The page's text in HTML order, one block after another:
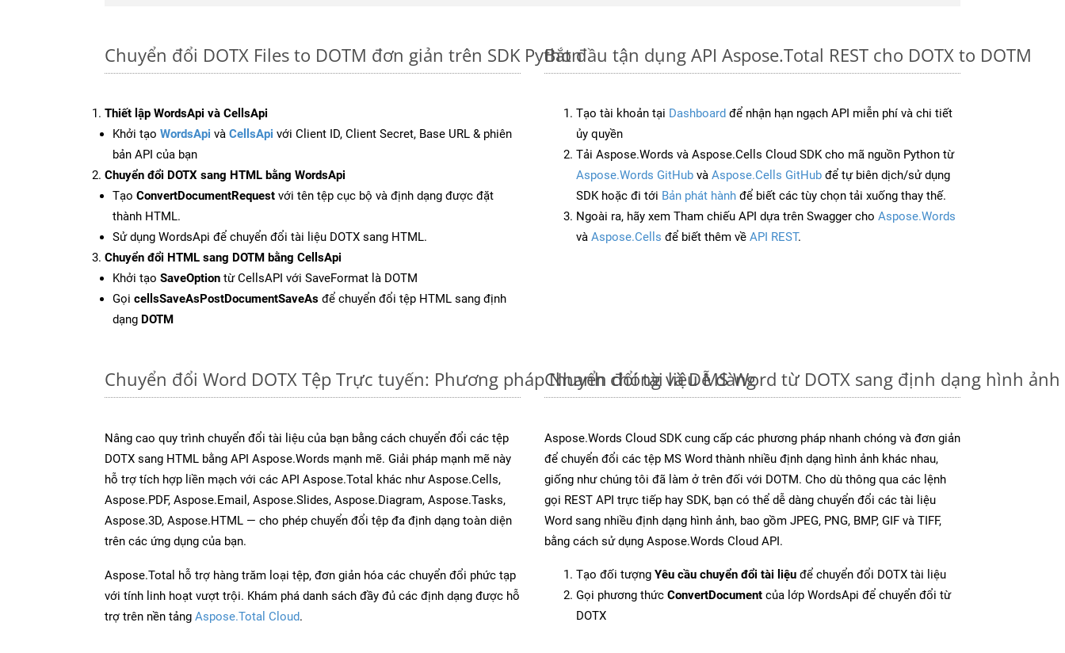
Chuyển đổi DOTX Files to DOTM đơn giản trên SDK Python
Thiết lập WordsApi và CellsApi
Khởi tạo WordsApi và CellsApi với Client ID, Client Secret, Base URL & phiên
bản API của bạn
Chuyển đổi DOTX sang HTML bằng WordsApi
Tạo ConvertDocumentRequest với tên tệp cục bộ và định dạng được đặt
thành HTML.
Sử dụng WordsApi để chuyển đổi tài liệu DOTX sang HTML.
Chuyển đổi HTML sang DOTM bằng CellsApi
Khởi tạo SaveOption từ CellsAPI với SaveFormat là DOTM
Gọi cellsSaveAsPostDocumentSaveAs để chuyển đổi tệp HTML sang định
dạng DOTM
Bắt đầu tận dụng API Aspose.Total REST cho DOTX to DOTM
Tạo tài khoản tại Dashboard để nhận hạn ngạch API miễn phí và chi tiết
ủy quyền
Tải Aspose.Words và Aspose.Cells Cloud SDK cho mã nguồn Python từ
Aspose.Words GitHub và Aspose.Cells GitHub để tự biên dịch/sử dụng
SDK hoặc đi tới Bản phát hành để biết các tùy chọn tải xuống thay thế.
Ngoài ra, hãy xem Tham chiếu API dựa trên Swagger cho Aspose.Words
và Aspose.Cells để biết thêm về API REST.
Chuyển đổi Word DOTX Tệp Trực tuyến: Phương pháp Nhanh chóng và Dễ dàng
Nâng cao quy trình chuyển đổi tài liệu của bạn bằng cách chuyển đổi các tệp
DOTX sang HTML bằng API Aspose.Words mạnh mẽ. Giải pháp mạnh mẽ này
hỗ trợ tích hợp liền mạch với các API Aspose.Total khác như Aspose.Cells,
Aspose.PDF, Aspose.Email, Aspose.Slides, Aspose.Diagram, Aspose.Tasks,
Aspose.3D, Aspose.HTML — cho phép chuyển đổi tệp đa định dạng toàn diện
trên các ứng dụng của bạn.
Aspose.Total hỗ trợ hàng trăm loại tệp, đơn giản hóa các chuyển đổi phức tạp
với tính linh hoạt vượt trội. Khám phá danh sách đầy đủ các định dạng được hỗ
trợ trên nền tảng Aspose.Total Cloud.
Chuyển đổi tài liệu MS Word từ DOTX sang định dạng hình
Aspose.Words Cloud SDK cung cấp các phương pháp nhanh chóng và đơn giản
để chuyển đổi các tệp MS Word thành nhiều định dạng hình ảnh khác nhau,
giống như chúng tôi đã làm ở trên đối với DOTM. Cho dù thông qua các lệnh
gọi REST API trực tiếp hay SDK, bạn có thể dễ dàng chuyển đổi các tài liệu
Word sang nhiều định dạng hình ảnh, bao gồm JPEG, PNG, BMP, GIF và TIFF,
bằng cách sử dụng Aspose.Words Cloud API.
Tạo đối tượng Yêu cầu chuyển đổi tài liệu để chuyển đổi DOTX tài liệu
Gọi phương thức ConvertDocument của lớp WordsApi để chuyển đổi từ
DOTX